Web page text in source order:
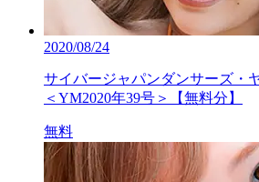
2020/08/24
サイバージャパンダンサーズ・
＜YM2020年39号＞【無料分】
無料